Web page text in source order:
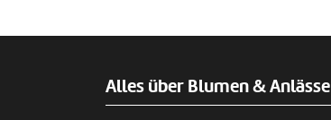
Alles über Blumen & Anlässe